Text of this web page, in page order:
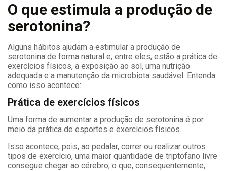
O que estimula a produção de
serotonina?
Alguns hábitos ajudam a estimular a produção de
serotonina de forma natural e, entre eles, estão a prática de
exercícios físicos, a exposição ao sol, uma nutrição
adequada e a manutenção da microbiota saudável. Entenda
como isso acontece:
Prática de exercícios físicos
Uma forma de aumentar a produção de serotonina é por
meio da prática de esportes e exercícios físicos.
Isso acontece, pois, ao pedalar, correr ou realizar outros
tipos de exercício, uma maior quantidade de triptofano livre
consegue chegar ao cérebro, o que, consequentemente,